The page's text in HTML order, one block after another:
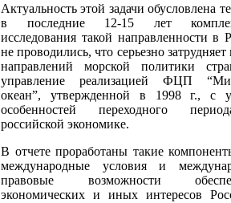
Актуальность этой задачи обусловлена
в последние 12-15 лет
исследования такой направленности в
не проводились, что серьезно
направлений морской политики
управление реализацией ФЦП
океан”, утвержденной в 1998 г., с
особенностей переходного
российской экономике.
В отчете проработаны такие
международные условия и
правовые возможности
экономических и иных интересов